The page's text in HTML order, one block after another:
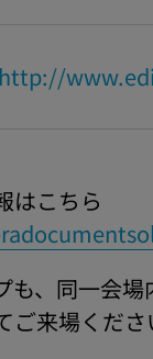
http://
はこちら
も、同一会
来場くださ